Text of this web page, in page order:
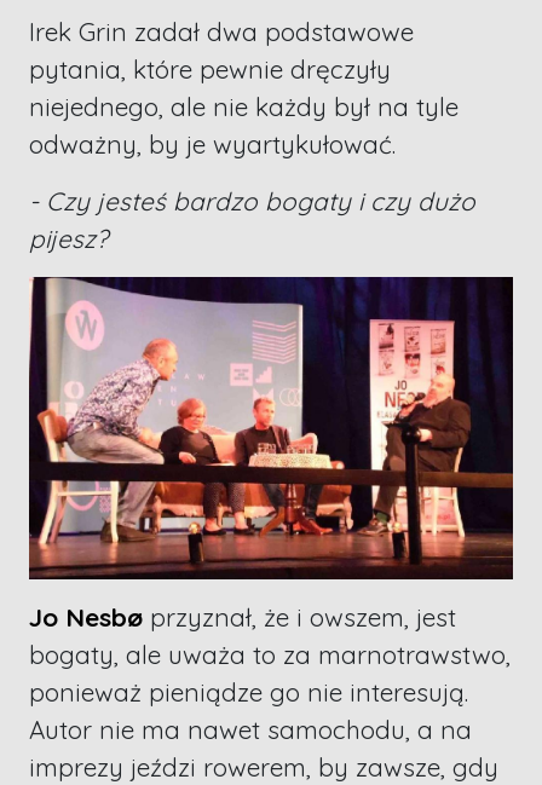
Irek Grin zadał dwa podstawowe
pytania, które pewnie dręczyły
niejednego, ale nie każdy był na tyle
odważny, by je wyartykułować.
- Czy jesteś bardzo bogaty i czy dużo
pijesz?
Jo Nesbø przyznał, że i owszem, jest
bogaty, ale uważa to za marnotrawstwo,
ponieważ pieniądze go nie interesują.
Autor nie ma nawet samochodu, a na
imprezy jeździ rowerem, by zawsze, gdy